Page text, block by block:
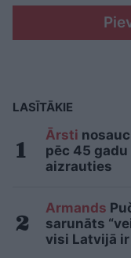
LASĪTĀKIE
Ārsti
pēc 45
aizrauties
Armands
sarunāts
visi Latvijā ir